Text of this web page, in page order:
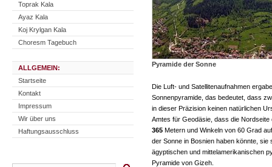
Toprak Kala
Ayaz Kala
Koj Krylgan Kala
Choresm Tagebuch
ALLGEMEIN:
Startseite
Kontakt
Impressum
Wir über uns
Haftungsausschluss
Pyramide der Sonne
Die Luft- und Satellitenaufnahmen
Sonnenpyramide, das bedeutet, dass
in dieser Präzision keinen natürlichen
Amtes für Geodäsie, dass die
365 Metern und Winkeln von 60 Grad
der Sonne in Bosnien haben könnte,
ägyptischen und mittelamerikanischen
Pyramide von Gizeh.